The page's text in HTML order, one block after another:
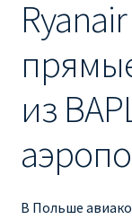
Ryanair Испания
RYANAIR ИТАЛИЯ
RYANAIR
Ryanair
из
В Польше